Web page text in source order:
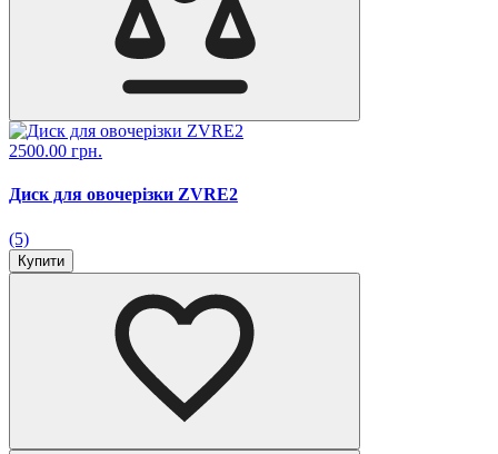
2500.00 грн.
Диск для овочерізки ZVRE2
(5)
Купити